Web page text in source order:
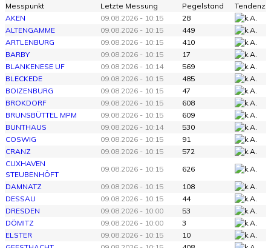
Messpunkt Letzte Messung Pegelstand
Tendenz
AKEN
09.08.2026 - 10:15
28
ALTENGAMME
09.08.2026 - 10:15
449
ARTLENBURG
09.08.2026 - 10:15
410
BARBY
09.08.2026 - 10:15
17
BLANKENESE UF
09.08.2026 - 10:14
569
BLECKEDE
09.08.2026 - 10:15
485
BOIZENBURG
09.08.2026 - 10:15
47
BROKDORF
09.08.2026 - 10:15
608
BRUNSBÜTTEL MPM
09.08.2026 - 10:15
609
BUNTHAUS
09.08.2026 - 10:14
530
COSWIG
09.08.2026 - 10:15
91
CRANZ
09.08.2026 - 10:15
572
CUXHAVEN
STEUBENHÖFT
09.08.2026 - 10:15
626
DAMNATZ
09.08.2026 - 10:15
108
DESSAU
09.08.2026 - 10:15
44
DRESDEN
09.08.2026 - 10:00
53
DÖMITZ
09.08.2026 - 10:00
3
ELSTER
09.08.2026 - 10:15
10